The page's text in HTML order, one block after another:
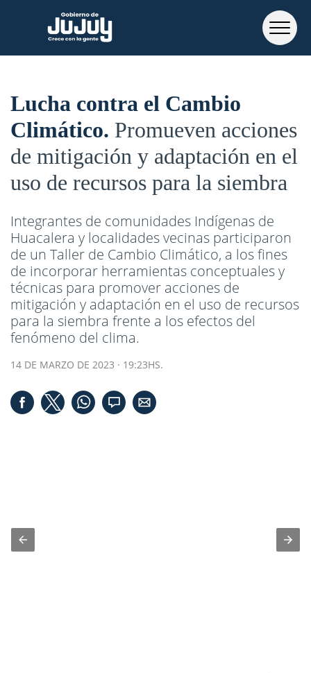
Lucha contra el Cambio
Climático Promueven acciones
de mitigación y adaptación en el
uso de recursos para la siembra
Integrantes de comunidades Indígenas de
Huacalera y localidades vecinas participaron
de un Taller de Cambio Climático, a los fines
de incorporar herramientas conceptuales y
técnicas para promover acciones de
mitigación y adaptación en el uso de recursos
para la siembra frente a los efectos del
fenómeno del clima.
14 DE MARZO DE 2023 · 19:23HS.